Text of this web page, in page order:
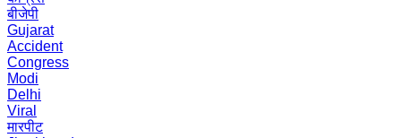
बीजेपी
Gujarat
Accident
Congress
Modi
Delhi
Viral
मारपीट